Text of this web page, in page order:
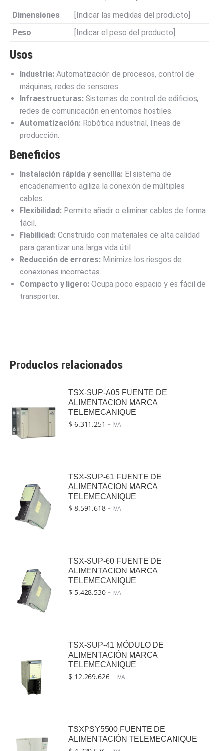
Dimensiones
[Indicar las medidas del producto]
Peso
[Indicar el peso del producto]
Usos
Industria: Automatización de procesos, control de
máquinas, redes de sensores.
Infraestructuras: Sistemas de control de edificios,
redes de comunicación en entornos hostiles.
Automatización: Robótica industrial, líneas de
producción.
Beneficios
Instalación rápida y sencilla: El sistema de
encadenamiento agiliza la conexión de múltiples
cables.
Flexibilidad: Permite añadir o eliminar cables de forma
fácil.
Fiabilidad: Construido con materiales de alta calidad
para garantizar una larga vida útil.
Reducción de errores: Minimiza los riesgos de
conexiones incorrectas.
Compacto y ligero: Ocupa poco espacio y es fácil de
transportar.
Productos relacionados
TSX-SUP-A05 FUENTE DE
ALIMENTACION MARCA
TELEMECANIQUE
$ 6.311.251 + IVA
TSX-SUP-61 FUENTE DE
ALIMENTACION MARCA
TELEMECANIQUE
$ 8.591.618 + IVA
TSX-SUP-60 FUENTE DE
ALIMENTACION MARCA
TELEMECANIQUE
$ 5.428.530 + IVA
TSX-SUP-41 MÓDULO DE
ALIMENTACIÓN MARCA
TELEMECANIQUE
$ 12.269.626 + IVA
TSXPSY5500 FUENTE DE
ALIMENTACIÓN TELEMECANIQUE